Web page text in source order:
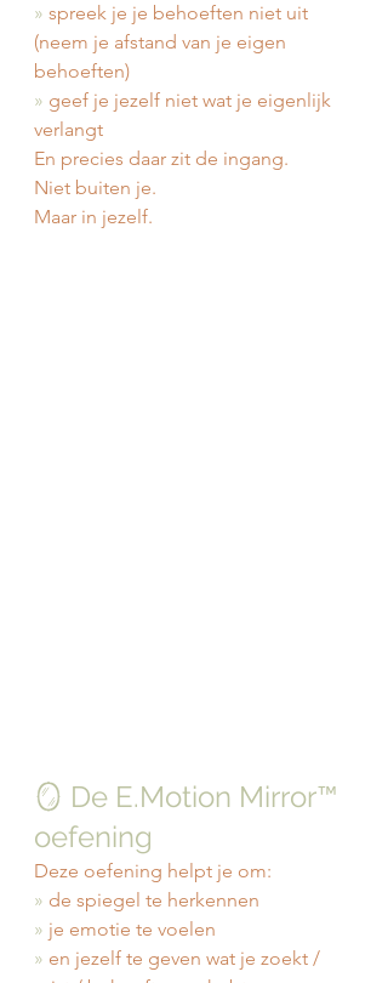
» spreek je je behoeften niet uit
(neem je afstand van je eigen
behoeften)
» geef je jezelf niet wat je eigenlijk
verlangt
En precies daar zit de ingang.
Niet buiten je.
Maar in jezelf.
🪞 De E.Motion Mirror™
oefening
Deze oefening helpt je om:
» de spiegel te herkennen
» je emotie te voelen
» en jezelf te geven wat je zoekt /